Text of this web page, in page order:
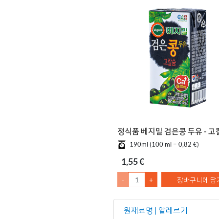
정식품 베지밀 검은콩 두유 - 고
190ml (100 ml = 0,82 €)
1,55 €
- + 장바구니에 담
원재료명 | 알레르기